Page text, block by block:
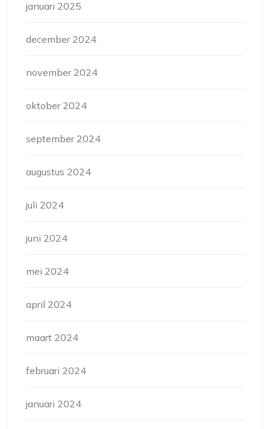
januari 2025
december 2024
november 2024
oktober 2024
september 2024
augustus 2024
juli 2024
juni 2024
mei 2024
april 2024
maart 2024
februari 2024
januari 2024